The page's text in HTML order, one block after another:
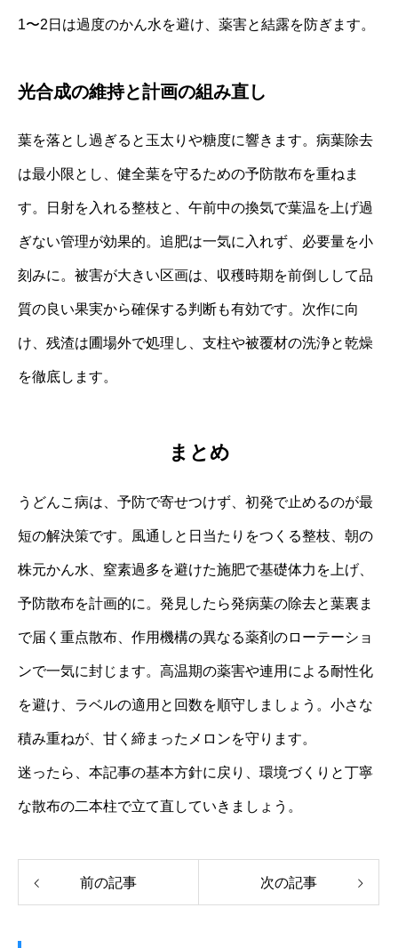
1〜2日は過度のかん水を避け、薬害と結露を防ぎます。
光合成の維持と計画の組み直し
葉を落とし過ぎると玉太りや糖度に響きます。病葉除去
は最小限とし、健全葉を守るための予防散布を重ねま
す。日射を入れる整枝と、午前中の換気で葉温を上げ過
ぎない管理が効果的。追肥は一気に入れず、必要量を小
刻みに。被害が大きい区画は、収穫時期を前倒しして品
質の良い果実から確保する判断も有効です。次作に向
け、残渣は圃場外で処理し、支柱や被覆材の洗浄と乾燥
を徹底します。
まとめ
うどんこ病は、予防で寄せつけず、初発で止めるのが最
短の解決策です。風通しと日当たりをつくる整枝、朝の
株元かん水、窒素過多を避けた施肥で基礎体力を上げ、
予防散布を計画的に。発見したら発病葉の除去と葉裏ま
で届く重点散布、作用機構の異なる薬剤のローテーショ
ンで一気に封じます。高温期の薬害や連用による耐性化
を避け、ラベルの適用と回数を順守しましょう。小さな
積み重ねが、甘く締まったメロンを守ります。
迷ったら、本記事の基本方針に戻り、環境づくりと丁寧
な散布の二本柱で立て直していきましょう。
前の記事 次の記事